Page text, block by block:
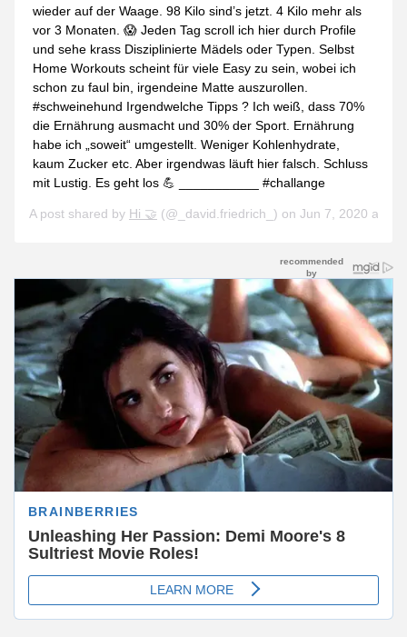
wieder auf der Waage. 98 Kilo sind’s jetzt. 4 Kilo mehr als
vor 3 Monaten. 😱 Jeden Tag scroll ich hier durch Profile
und sehe krass Disziplinierte Mädels oder Typen. Selbst
Home Workouts scheint für viele Easy zu sein, wobei ich
schon zu faul bin, irgendeine Matte auszurollen.
#schweinehund Irgendwelche Tipps ? Ich weiß, dass 70%
die Ernährung ausmacht und 30% der Sport. Ernährung
habe ich „soweit“ umgestellt. Weniger Kohlenhydrate,
kaum Zucker etc. Aber irgendwas läuft hier falsch. Schluss
mit Lustig. Es geht los 💪 ___________ #challange
A post shared by Hi 🤝 (@_david.friedrich_) on Jun 7, 2020 at